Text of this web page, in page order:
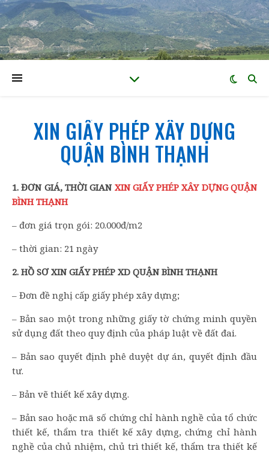
XIN GIẤY PHÉP XÂY DỰNG
QUẬN BÌNH THẠNH
1. ĐƠN GIÁ, THỜI GIAN XIN GIẤY PHÉP XÂY DỰNG QUẬN
BÌNH THẠNH
– đơn giá trọn gói: 20.000đ/m2
– thời gian: 21 ngày
2. HỒ SƠ XIN GIẤY PHÉP XD QUẬN BÌNH THẠNH
– Đơn đề nghị cấp giấy phép xây dựng;
– Bản sao một trong những giấy tờ chứng minh quyền
sử dụng đất theo quy định của pháp luật về đất đai.
– Bản sao quyết định phê duyệt dự án, quyết định đầu
tư.
– Bản vẽ thiết kế xây dựng.
– Bản sao hoặc mã số chứng chỉ hành nghề của tổ chức
thiết kế, thẩm tra thiết kế xây dựng, chứng chỉ hành
nghề của chủ nhiệm, chủ trì thiết kế, thẩm tra thiết kế